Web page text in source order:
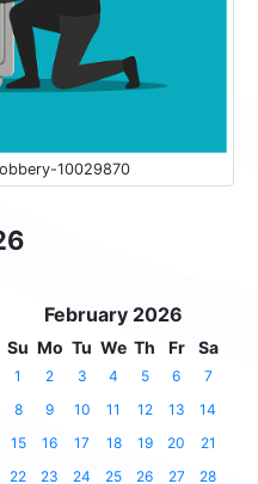
10029870
February 2026
Su Mo Tu We Th Fr Sa
1 2 3 4 5 6
7
8
9 10 11 12 13
14
15
16 17 18 19 20
21
22
23 24 25 26 27 28